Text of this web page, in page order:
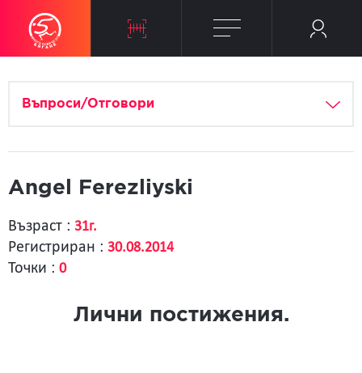
Въпроси/Отговори
Angel Ferezliyski
Възраст : 31г.
Регистриран : 30.08.2014
Точки : 0
Лични постижения.